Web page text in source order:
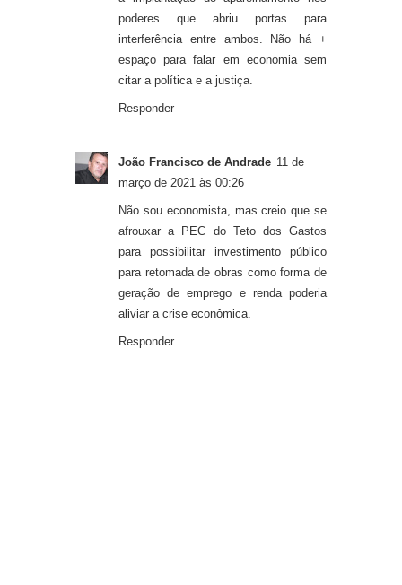
poderes que abriu portas para
interferência entre ambos. Não há +
espaço para falar em economia sem
citar a política e a justiça.
Responder
João Francisco de Andrade 11 de
março de 2021 às 00:26
Não sou economista, mas creio que se
afrouxar a PEC do Teto dos Gastos
para possibilitar investimento público
para retomada de obras como forma de
geração de emprego e renda poderia
aliviar a crise econômica.
Responder